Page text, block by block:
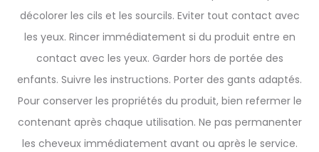
décolorer les cils et les sourcils. Eviter tout contact avec
les yeux. Rincer immédiatement si du produit entre en
contact avec les yeux. Garder hors de portée des
enfants. Suivre les instructions. Porter des gants adaptés.
Pour conserver les propriétés du produit, bien refermer le
contenant après chaque utilisation. Ne pas permanenter
les cheveux immédiatement avant ou après le service.